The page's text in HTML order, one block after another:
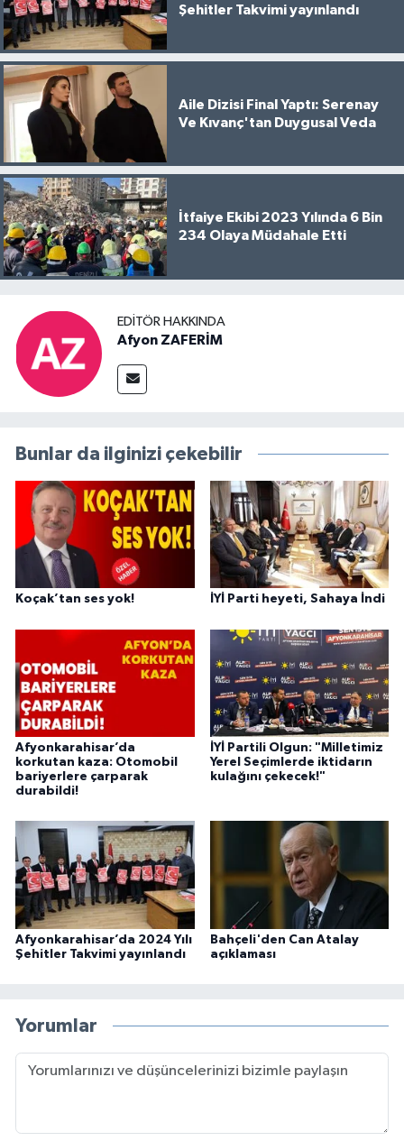
Şehitler Takvimi yayınlandı
Aile Dizisi Final Yaptı: Serenay
Ve Kıvanç'tan Duygusal Veda
İtfaiye Ekibi 2023 Yılında 6 Bin
234 Olaya Müdahale Etti
EDITÖR HAKKINDA
Afyon ZAFERİM
Bunlar da ilginizi çekebilir
Koçak’tan ses yok! İYİ Parti heyeti, Sahaya İndi
Afyonkarahisar’da
korkutan kaza: Otomobil
bariyerlere çarparak
durabildi!
İYİ Partili Olgun: "Milletimiz
Yerel Seçimlerde iktidarın
kulağını çekecek!"
Afyonkarahisar’da 2024 Yılı
Şehitler Takvimi yayınlandı
Bahçeli'den Can Atalay
açıklaması
Yorumlar